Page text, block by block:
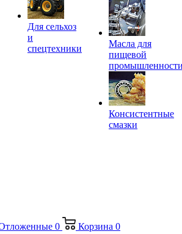
Для сельхоз
и
спецтехники
Масла для
пищевой
Консистентные
смазки
0 Корзина 0